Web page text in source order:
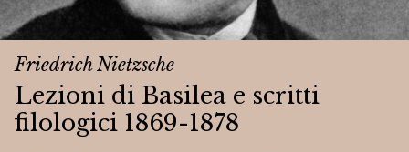
Friedrich Nietzsche
Lezioni di Basilea e scritti
filologici 1869-1878